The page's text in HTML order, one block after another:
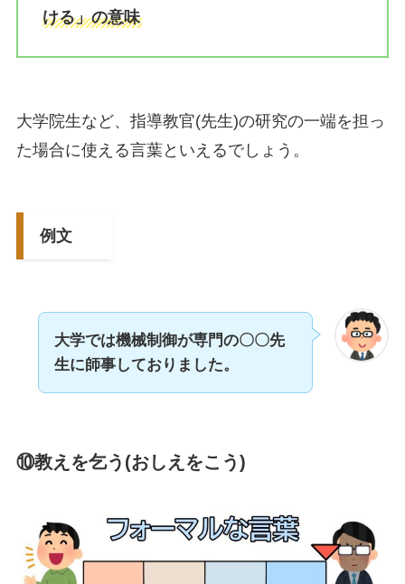
ける」の意味
大学院生など、指導教官(先生)の研究の一端を担っ
た場合に使える言葉といえるでしょう。
例文
大学では機械制御が専門の〇〇先
生に師事しておりました。
⑩教えを乞う(おしえをこう)